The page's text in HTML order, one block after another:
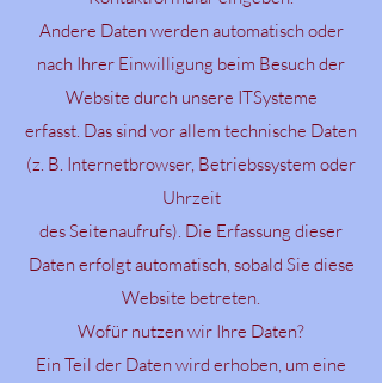
Andere Daten werden automatisch oder
nach Ihrer Einwilligung beim Besuch der
Website durch unsere ITSysteme
erfasst. Das sind vor allem technische Daten
(z. B. Internetbrowser, Betriebssystem oder
Uhrzeit
des Seitenaufrufs). Die Erfassung dieser
Daten erfolgt automatisch, sobald Sie diese
Website betreten.
Wofür nutzen wir Ihre Daten?
Ein Teil der Daten wird erhoben, um eine